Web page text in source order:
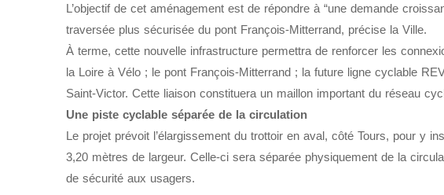
L’objectif de cet aménagement est de répondre à “une demande
traversée plus sécurisée du pont François-Mitterrand, précise la Ville.
À terme, cette nouvelle infrastructure permettra de renforcer les
la Loire à Vélo ; le pont François-Mitterrand ; la future ligne cyclable
Saint-Victor. Cette liaison constituera un maillon important du réseau
Une piste cyclable séparée de la circulation
Le projet prévoit l’élargissement du trottoir en aval, côté Tours, pour y
3,20 mètres de largeur. Celle-ci sera séparée physiquement de la
de sécurité aux usagers.